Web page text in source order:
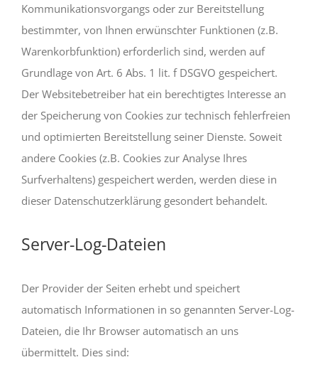
Kommunikationsvorgangs oder zur Bereitstellung
bestimmter, von Ihnen erwünschter Funktionen (z.B.
Warenkorbfunktion) erforderlich sind, werden auf
Grundlage von Art. 6 Abs. 1 lit. f DSGVO gespeichert.
Der Websitebetreiber hat ein berechtigtes Interesse an
der Speicherung von Cookies zur technisch fehlerfreien
und optimierten Bereitstellung seiner Dienste. Soweit
andere Cookies (z.B. Cookies zur Analyse Ihres
Surfverhaltens) gespeichert werden, werden diese in
dieser Datenschutzerklärung gesondert behandelt.
Server-Log-Dateien
Der Provider der Seiten erhebt und speichert
automatisch Informationen in so genannten Server-Log-
Dateien, die Ihr Browser automatisch an uns
übermittelt. Dies sind: